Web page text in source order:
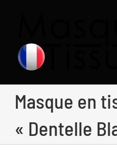
Masque en
« Dentelle